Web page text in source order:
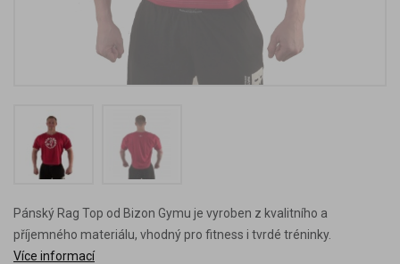
Pánský Rag Top od Bizon Gymu je vyroben z kvalitního a
příjemného materiálu, vhodný pro fitness i tvrdé tréninky.
Více informací